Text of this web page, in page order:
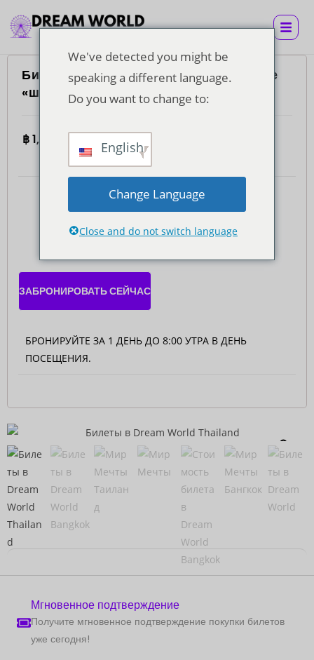
Билет Super Visa с обедом по системе
«шведский стол»
฿1,260.00 На взрослого
ЗАБРОНИРОВАТЬ СЕЙЧАС
БРОНИРУЙТЕ ЗА 1 ДЕНЬ ДО 8:00 УТРА В ДЕНЬ
ПОСЕЩЕНИЯ.
Мгновенное подтверждение
Получите мгновенное подтверждение покупки билетов
уже сегодня!
We've detected you might be
speaking a different language.
Do you want to change to:
English
Change Language
Close and do not switch language